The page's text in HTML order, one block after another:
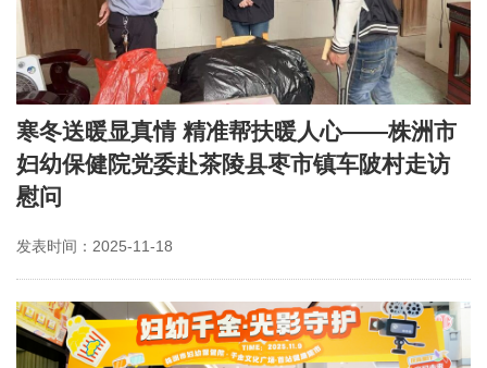
寒冬送暖显真情 精准帮扶暖人心——株洲市
妇幼保健院党委赴茶陵县枣市镇车陂村走访
慰问
发表时间：2025-11-18